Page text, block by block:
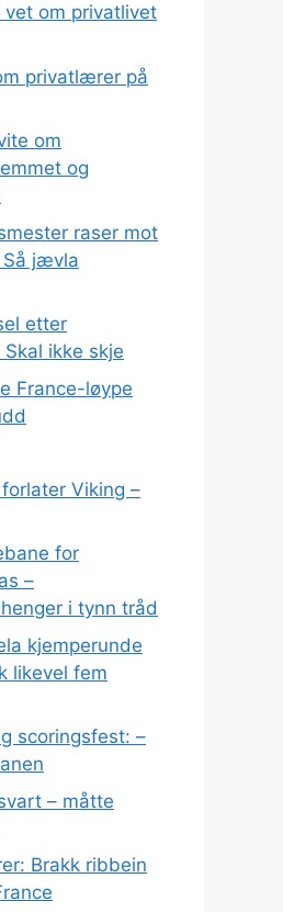
om privatlivet
privatlærer på
om
og
raser mot
Så jævla
etter
ikke skje
France-løype
Viking –
for
–
i tynn tråd
kjemperunde
likevel fem
scoringsfest: –
– måtte
Brakk ribbein